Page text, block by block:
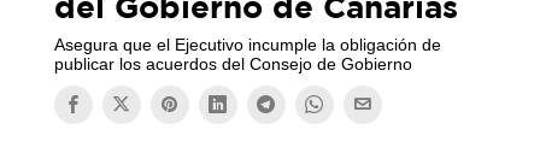
Asegura que el Ejecutivo incumple la obligación de
publicar los acuerdos del Consejo de Gobierno